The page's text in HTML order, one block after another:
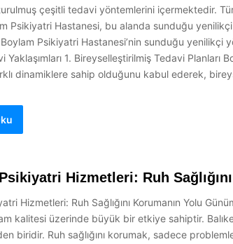
çeşitli tedavi yöntemlerini içermektedir.
Psikiyatri Hastanesi, bu alanda sunduğu
Psikiyatri Hastanesi’nin sunduğu yenilikçi
Yaklaşımları 1. Bireyselleştirilmiş Tedavi
dinamiklere sahip olduğunu kabul ederek,
Hizmetleri: Ruh
Hizmetleri: Ruh Sağlığını Korumanın Yolu
kalitesi üzerinde büyük bir etkiye sahiptir.
biridir. Ruh sağlığını korumak, sadece